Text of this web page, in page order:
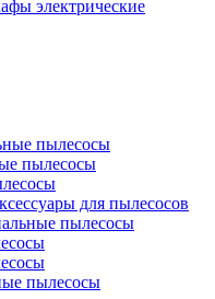
электрические
пылесосы
пылесосы
для пылесосов
пылесосы
пылесосы